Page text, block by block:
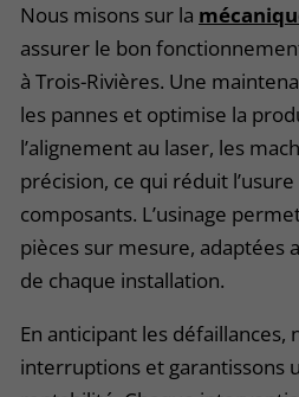
Nous misons sur la
assurer le bon
à Trois-Rivières. Une
les pannes et optimise la
l’alignement au laser, les
précision, ce qui réduit
composants. L’usinage
pièces sur mesure, adaptées
de chaque installation.
En anticipant les défaillances,
interruptions et garantissons